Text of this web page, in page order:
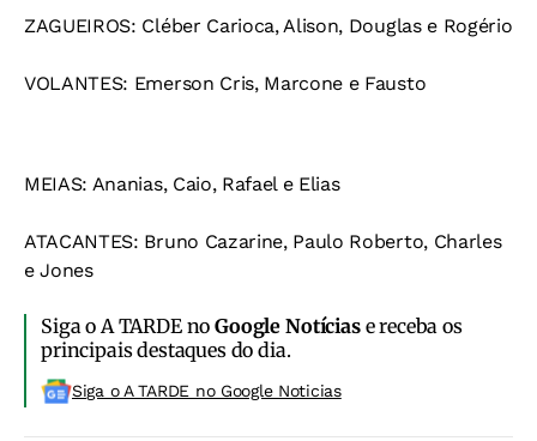
ZAGUEIROS: Cléber Carioca, Alison, Douglas e Rogério
VOLANTES: Emerson Cris, Marcone e Fausto
MEIAS: Ananias, Caio, Rafael e Elias
ATACANTES: Bruno Cazarine, Paulo Roberto, Charles
e Jones
Siga o A TARDE noGoogle Notíciase receba os
principais destaques do dia.
Siga o A TARDE no Google Noticias